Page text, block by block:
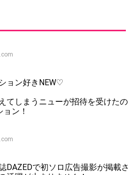
ョン好きNEW♡
てしまうニューが招待を受けたの
ン！
DAZEDで初ソロ広告撮影が掲載さ